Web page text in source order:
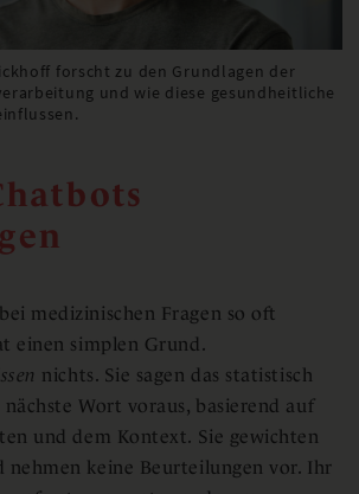
forscht zu den Grundlagen der
und wie diese gesundheitliche
medizinischen Fragen so oft
einen simplen Grund.
nichts. Sie sagen das statistisch
Wort voraus, basierend auf
und dem Kontext. Sie gewichten
nehmen keine Beurteilungen vor. Ihr